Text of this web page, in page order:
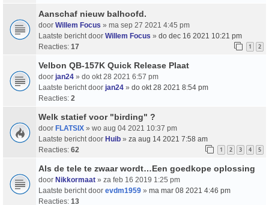
Aanschaf nieuw balhoofd.
door Willem Focus » ma sep 27 2021 4:45 pm
Laatste bericht door Willem Focus » do dec 16 2021 10:21 pm
Reacties: 17 1 2
Velbon QB-157K Quick Release Plaat
door jan24 » do okt 28 2021 6:57 pm
Laatste bericht door jan24 » do okt 28 2021 8:54 pm
Reacties: 2
Welk statief voor "birding" ?
door FLATSIX » wo aug 04 2021 10:37 pm
Laatste bericht door Huib » za aug 14 2021 7:58 am
Reacties: 62 1 2 3 4 5
Als de tele te zwaar wordt…Een goedkope oplossing
door Nikkormaat » za feb 16 2019 1:25 pm
Laatste bericht door evdm1959 » ma mar 08 2021 4:46 pm
Reacties: 13